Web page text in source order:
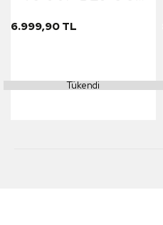
(TEŞHİR)
6.999,90 TL
Tükendi